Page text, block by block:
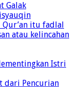
Galak
Qur’an itu fadlal
atau kelincahan
Istri